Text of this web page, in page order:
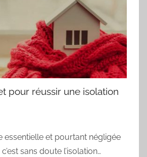
pour réussir une isolation
essentielle et pourtant négligée
sans doute l’isolation…